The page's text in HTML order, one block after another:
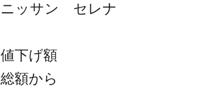
ニッサン セレナ
値下げ額
総額から